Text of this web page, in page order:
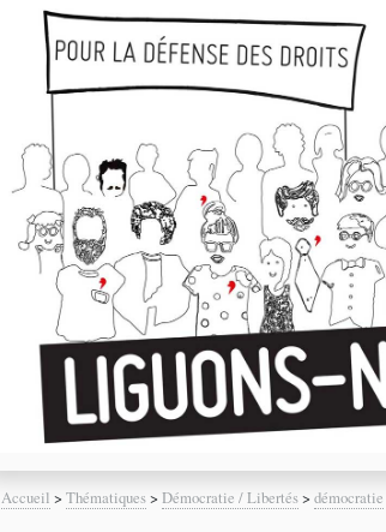
Accueil >Thématiques>Démocratie / Libertés>démocratie